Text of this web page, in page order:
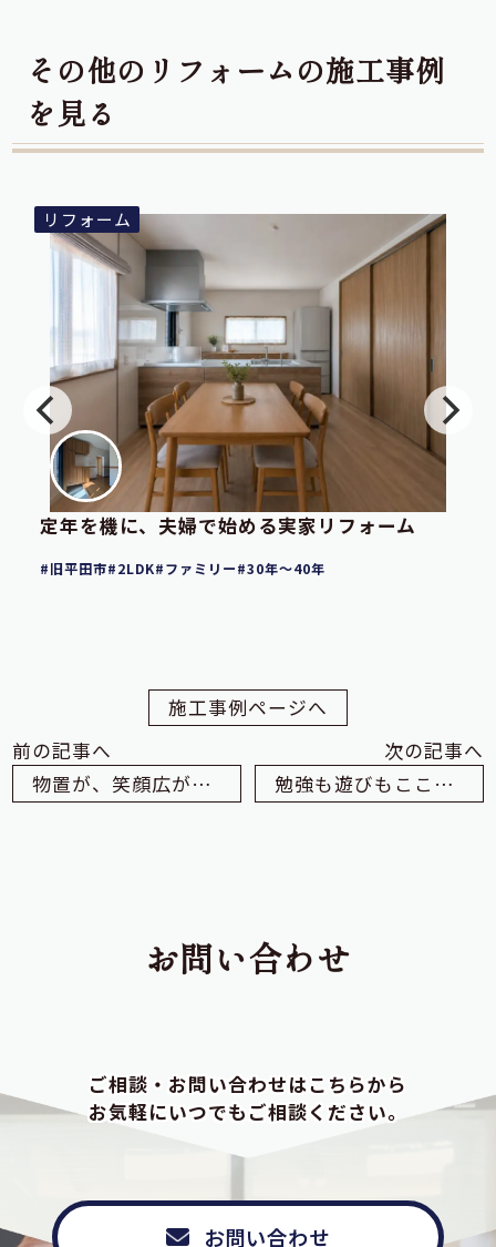
その他のリフォームの施工事例
を見る
リフォーム
定年を機に、夫婦で始める実家リフォーム
旧平田市 2LDK ファミリー 30年～40年
施工事例ページへ
前の記事へ
物置が、笑顔広がるLDKに
次の記事へ
勉強も遊びもここからはじまる、子供室づくり
お問い合わせ
ご相談・お問い合わせはこちらから
お気軽にいつでもご相談ください。
お問い合わせ